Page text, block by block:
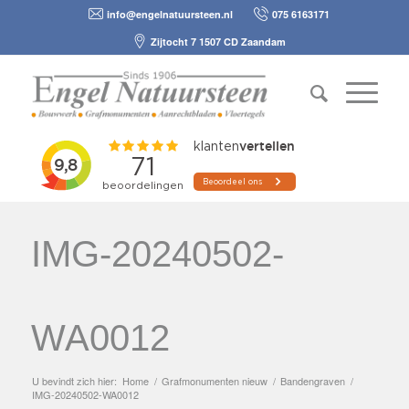
info@engelnatuursteen.nl
075 6163171
Zijtocht 7 1507 CD Zaandam
IMG-20240502-
WA0012
U bevindt zich hier: Home / Grafmonumenten nieuw / Bandengraven /
IMG-20240502-WA0012